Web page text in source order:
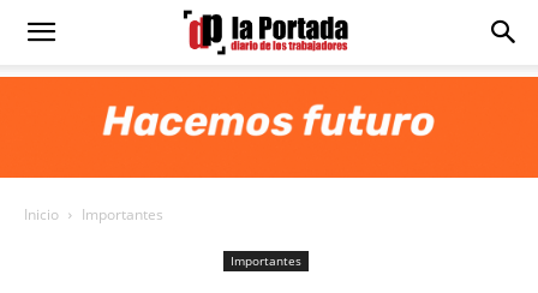
Diario
Inicio Importantes
Importantes